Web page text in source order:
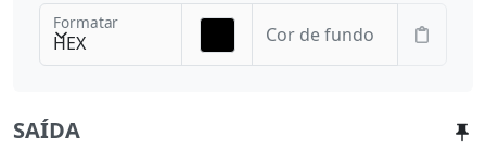
HEX
Formatar
Cor de fundo
SAÍDA